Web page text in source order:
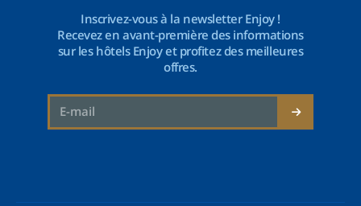
Inscrivez-vous à la newsletter Enjoy !
Recevez en avant-première des informations
sur les hôtels Enjoy et profitez des meilleures
offres.